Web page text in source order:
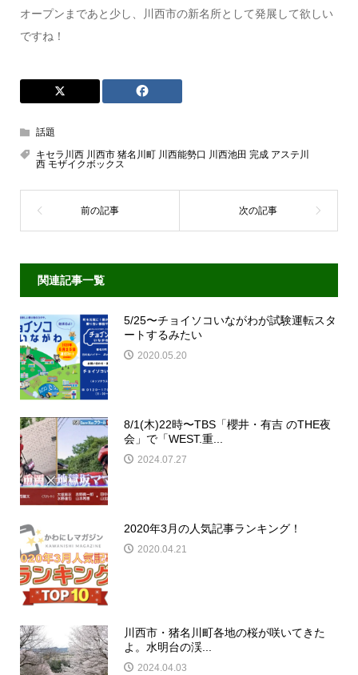
オープンまであと少し、川西市の新名所として発展して欲しい
ですね！
話題
キセラ川西 川西市 猪名川町 川西能勢口 川西池田 完成 アステ川
西 モザイクボックス
関連記事一覧
5/25〜チョイソコいながわが試験運転スタ
ートするみたい
2020.05.20
8/1(木)22時〜TBS「櫻井・有吉 のTHE夜
会」で「WEST.重...
2024.07.27
2020年3月の人気記事ランキング！
2020.04.21
川西市・猪名川町各地の桜が咲いてきた
よ。水明台の渓...
2024.04.03